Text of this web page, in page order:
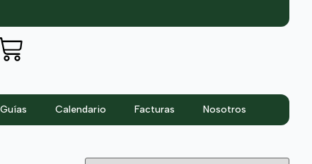
Guías Calendario Facturas Nosotros